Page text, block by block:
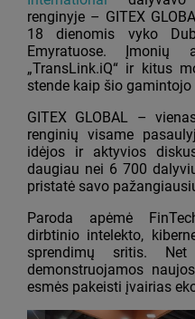
renginyje – GITEX
18 dienomis vyko
Emyratuose. Įmonių
„TransLink.iQ“ ir kitus
stende kaip šio
GITEX GLOBAL –
renginių visame
idėjos ir aktyvios
daugiau nei 6 700
pristatė savo
Paroda apėmė
dirbtinio intelekto,
sprendimų sritis.
demonstruojamos
esmės pakeisti įvairias